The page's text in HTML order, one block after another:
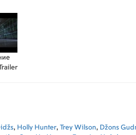
, Holly Hunter, Trey Wilson, Džons